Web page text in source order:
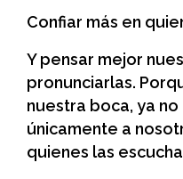
Confiar más en
Y pensar mejor
pronunciarlas.
nuestra boca, ya
únicamente a
quienes las